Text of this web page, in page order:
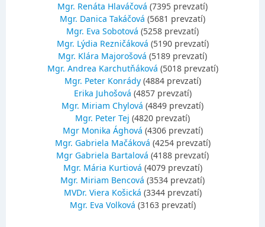
Mgr. Renáta Hlaváčová (7395 prevzatí)
Mgr. Danica Takáčová (5681 prevzatí)
Mgr. Eva Sobotová (5258 prevzatí)
Mgr. Lýdia Rezničáková (5190 prevzatí)
Mgr. Klára Majorošová (5189 prevzatí)
Mgr. Andrea Karchutňáková (5018 prevzatí)
Mgr. Peter Konrády(4884 prevzatí)
Erika Juhošová (4857 prevzatí)
Mgr. Miriam Chylová (4849 prevzatí)
Mgr. Peter Tej (4820 prevzatí)
Mgr Monika Ághová (4306 prevzatí)
Mgr. Gabriela Mačáková (4254 prevzatí)
Mgr Gabriela Bartalová (4188 prevzatí)
Mgr. Mária Kurtiová (4079 prevzatí)
Mgr. Miriam Bencová (3534 prevzatí)
MVDr. Viera Košická (3344 prevzatí)
Mgr. Eva Volková (3163 prevzatí)